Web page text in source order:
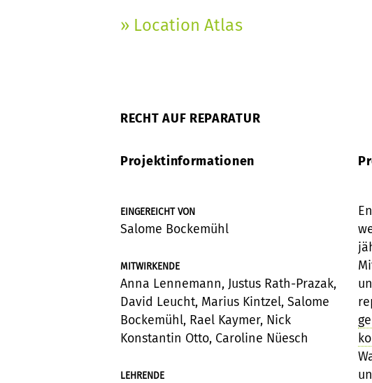
» Location Atlas
RECHT AUF REPARATUR
Projektinformationen
EINGEREICHT VON
Salome Bockemühl
MITWIRKENDE
Anna Lennemann, Justus Rath-Prazak,
David Leucht, Marius Kintzel, Salome
Bockemühl, Rael Kaymer, Nick
Konstantin Otto, Caroline Nüesch
LEHRENDE